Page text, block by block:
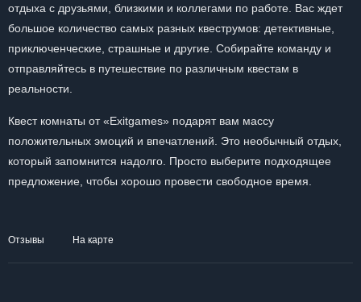
отдыха с друзьями, близкими и коллегами по работе. Вас ждет
большое количество самых разных квеструмов: детективные,
приключенческие, страшные и другие. Собирайте команду и
отправляйтесь в путешествие по различным квестам в
реальности.
Квест комнаты от «Exitgames» подарят вам массу
положительных эмоций и впечатлений. Это необычный отдых,
который запомнится надолго. Просто выберите подходящее
предложение, чтобы хорошо провести свободное время.
Отзывы На карте